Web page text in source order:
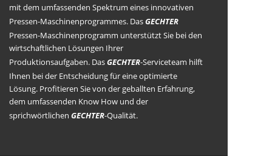
mit dem umfassenden Spektrum eines innovativen
Pressen-Maschinenprogrammes. DasGECHTER
Pressen-Maschinenprogramm unterstützt Sie bei den
wirtschaftlichen Lösungen Ihrer
Produktionsaufgaben. DasGECHTER-Serviceteam hilft
Ihnen bei der Entscheidung für eine optimierte
Lösung. Profitieren Sie von der geballten Erfahrung,
dem umfassenden Know How und der
sprichwörtlichen GECHTER-Qualität.